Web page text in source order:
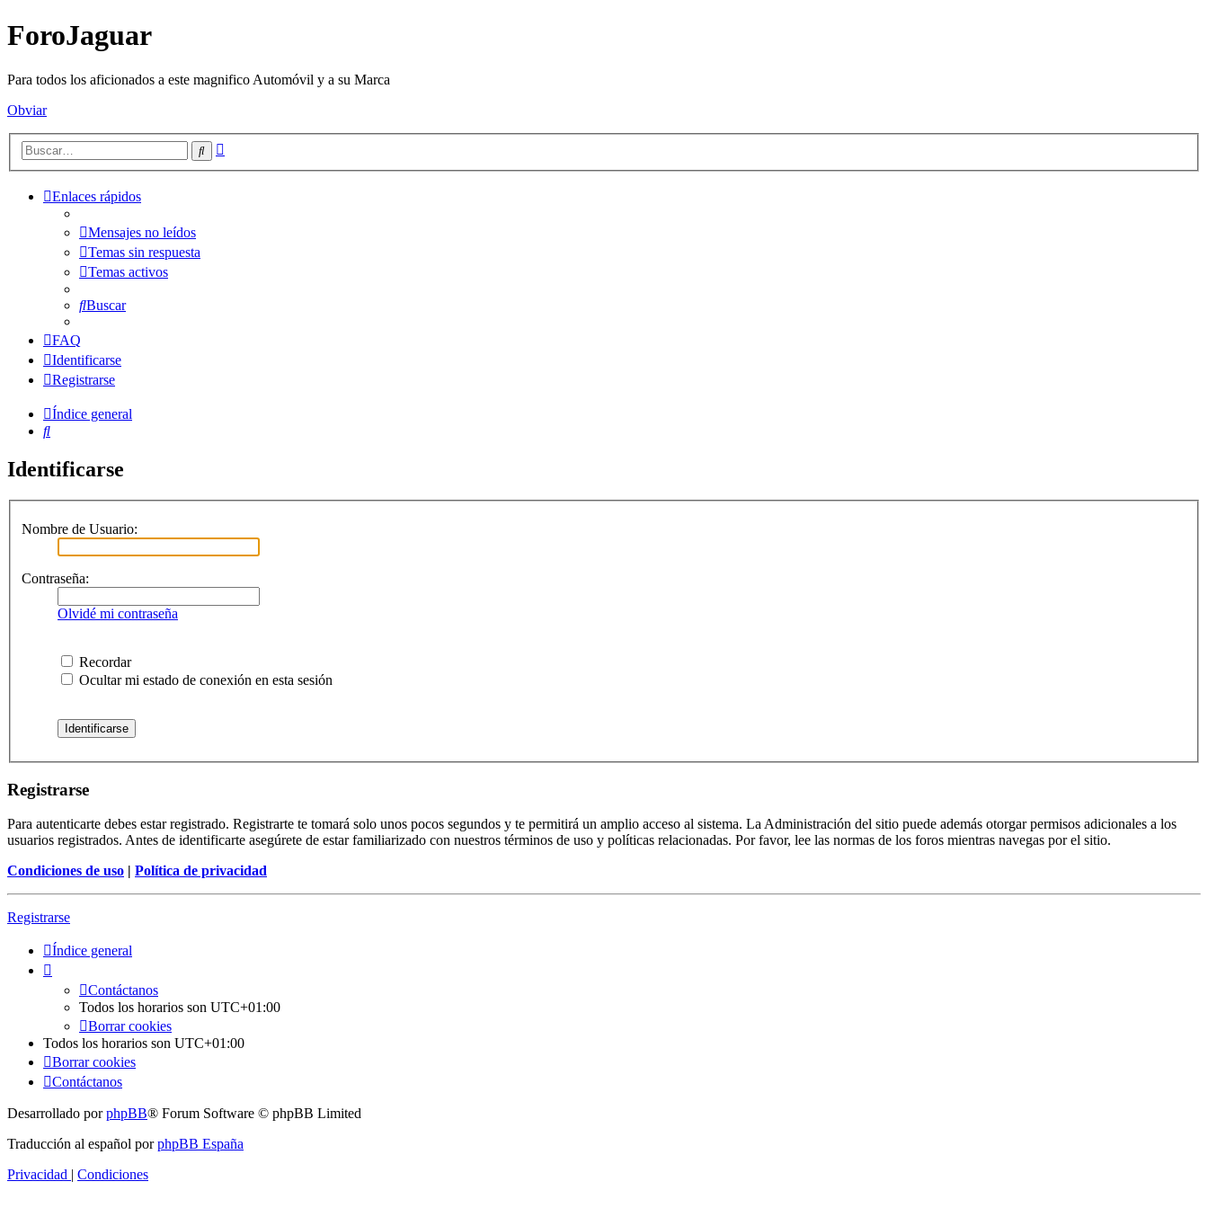
ForoJaguar
Para todos los aficionados a este magnifico Automóvil y a su Marca
Obviar
Buscar
Enlaces rápidos
Mensajes no leídos
Temas sin respuesta
Temas activos
Buscar
FAQ
Identificarse
Registrarse
Índice general
Buscar
Identificarse
Nombre de Usuario:
Contraseña:
Olvidé mi contraseña
Recordar
Ocultar mi estado de conexión en esta sesión
Registrarse
Para autenticarte debes estar registrado. Registrarte te tomará solo unos pocos segundos y te permitirá un amplio acceso al sistema. La Administración del sitio puede además otorgar permisos adicionales a los
usuarios registrados. Antes de identificarte asegúrete de estar familiarizado con nuestros términos de uso y políticas relacionadas. Por favor, lee las normas de los foros mientras navegas por el sitio.
Condiciones de uso | Política de privacidad
Registrarse
Índice general
Contáctanos
Todos los horarios son UTC+01:00
Borrar cookies
Todos los horarios son UTC+01:00
Borrar cookies
Contáctanos
Desarrollado porphpBB® Forum Software © phpBB Limited
Traducción al español porphpBB España
Privacidad | Condiciones